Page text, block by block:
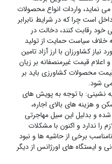
نماید، واردات انواع محصولات
است چرا که در شرایط نابرابر
خود رقابت کنند، دخالت در
سیاست حمایت از تولید
کشاورزان با ارز آزاد تامین
قیمت غیرمنصفانه بر زیان
محصولات کشاورزی باید بر
می شود.
نشینی: با توجه به پویش های
و هزینه های بالای اجاره،
و بدلیل این سیل مهاجرتی
ندارد و اکنون با مشکلات
برخی از حاشیه ها و نبود
و ایستگاه های اورژانس از دیگر